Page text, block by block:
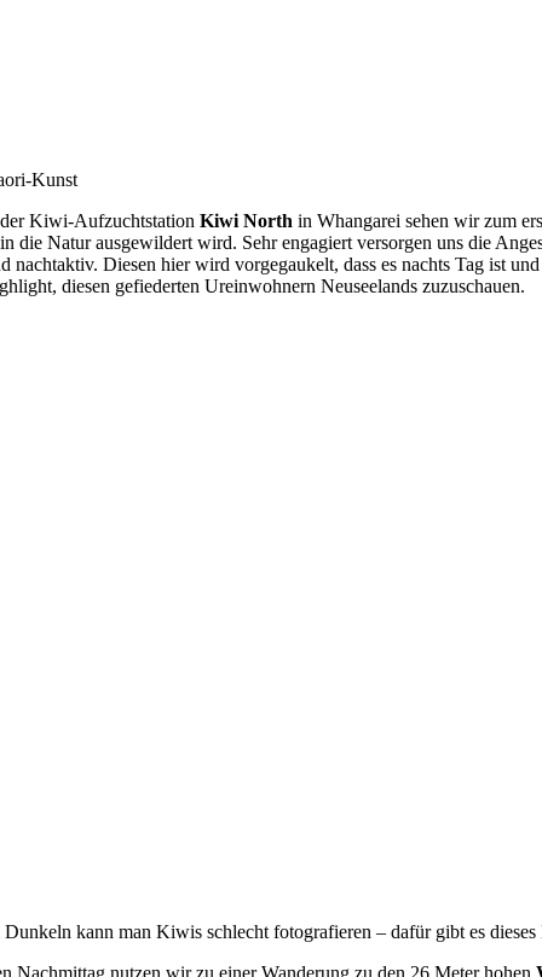
Kunst
Kiwi-AufzuchtstationKiwi North in Whangarei sehen wir zum
die Natur ausgewildert wird. Sehr engagiert versorgen uns die
nachtaktiv. Diesen hier wird vorgegaukelt, dass es nachts Tag ist
diesen gefiederten Ureinwohnern Neuseelands zuzuschauen.
Dunkeln kann man Kiwis schlecht fotografieren – dafür gibt es